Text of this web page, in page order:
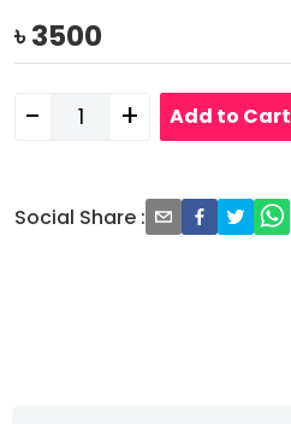
৳3500
- + Add to Cart
Social Share :